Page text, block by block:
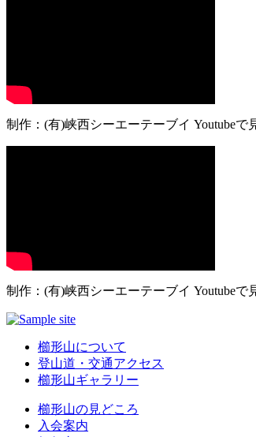
制作：(有)峡西シーエーテーブイ Youtube
制作：(有)峡西シーエーテーブイ Youtube
櫛形山について
登山道・交通アクセス
櫛形山ギャラリー
櫛形山の見どころ
入会案内